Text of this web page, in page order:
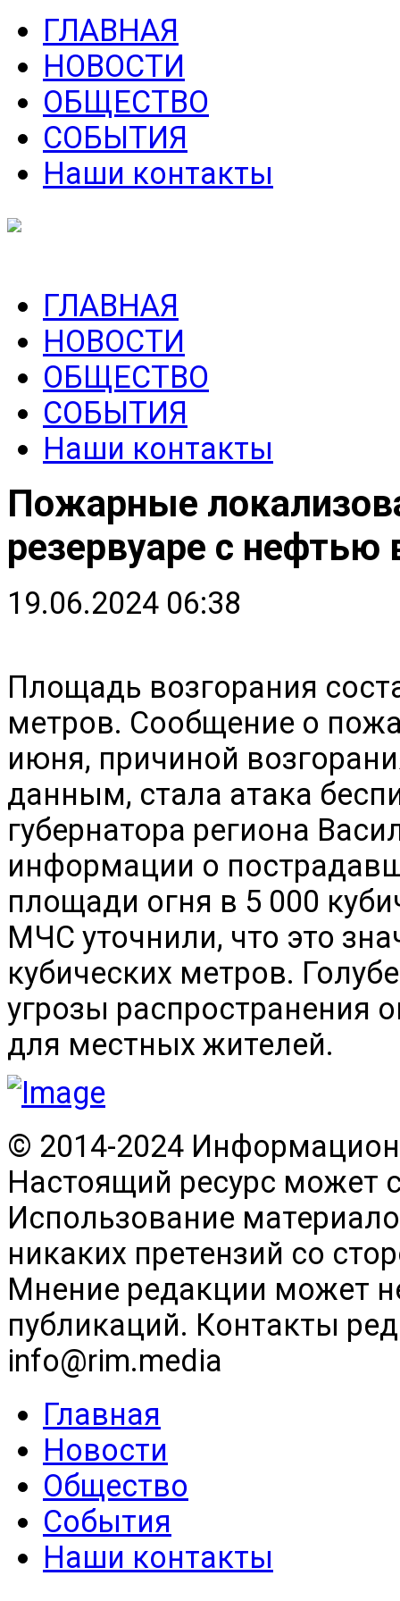
ГЛАВНАЯ
НОВОСТИ
ОБЩЕСТВО
СОБЫТИЯ
Наши контакты
ГЛАВНАЯ
НОВОСТИ
ОБЩЕСТВО
СОБЫТИЯ
Наши контакты
Пожарные
резервуаре с нефтью
19.06.2024 06:38
Площадь возгорания
метров. Сообщение о
июня, причиной
данным, стала атака
губернатора региона
информации о
площади огня в 5 000
МЧС уточнили, что это
кубических метров.
угрозы распространения
для местных жителей.
© 2014-2024
Настоящий ресурс может
Использование
никаких претензий со
Мнение редакции может
публикаций. Контакты
info@rim.media
Главная
Новости
Общество
События
Наши контакты